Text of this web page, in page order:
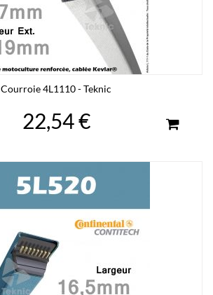
Courroie 4L1110 - Teknic
22,54 €